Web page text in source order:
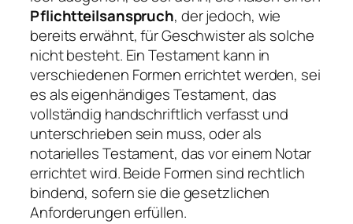
Pflichtteilsanspruch, der jedoch, wie
bereits erwähnt, für Geschwister als solche
nicht besteht. Ein Testament kann in
verschiedenen Formen errichtet werden, sei
es als eigenhändiges Testament, das
vollständig handschriftlich verfasst und
unterschrieben sein muss, oder als
notarielles Testament, das vor einem Notar
errichtet wird. Beide Formen sind rechtlich
bindend, sofern sie die gesetzlichen
Anforderungen erfüllen.